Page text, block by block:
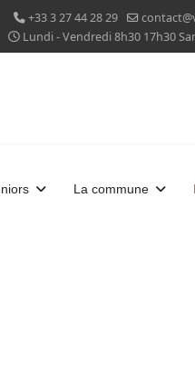
+33 3 27 44 28 29
Lundi - Vendredi 8h30 17h30
La commune